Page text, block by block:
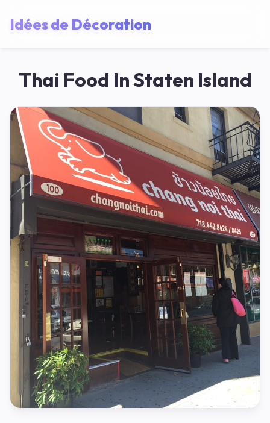
Idées de Décoration
Thai Food In Staten Island